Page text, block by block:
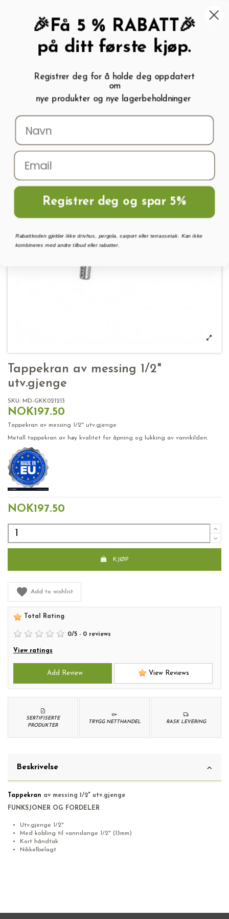
My wishlist ( 0
Menu Søk Logg inn Handlevogn
Hjem
Tappekran av messing 1/2"
utv.gjenge
SKU: MD-GKK021213
NOK197.50
Tappekran av messing 1/2" utv.gjenge
Metall tappekran av høy kvalitet for åpning og lukking av vannkilden.
NOK197.50
KJØP
Add to wishlist
Total Rating:
0/5 - 0 reviews
View ratings
Add Review View Reviews
RASK LEVERING
TRYGG NETTHANDEL
SERTIFISERTE
PRODUKTER
Beskrivelse
Tappekran av messing 1/2" utv.gjenge
FUNKSJONER OG FORDELER
Utv.gjenge 1/2"
Med kobling til vannslange 1/2" (13mm)
Kort håndtak
Nikkelbelagt
🎉Få 5 % RABATT🎉
på ditt første kjøp.
Registrer deg for å holde deg oppdatert
om
nye produkter og nye lagerbeholdninger
Registrer deg og spar 5%
Rabattkoden gjelder ikke drivhus, pergola, carport eller terrassetak. Kan ikke
kombineres med andre tilbud eller rabatter.